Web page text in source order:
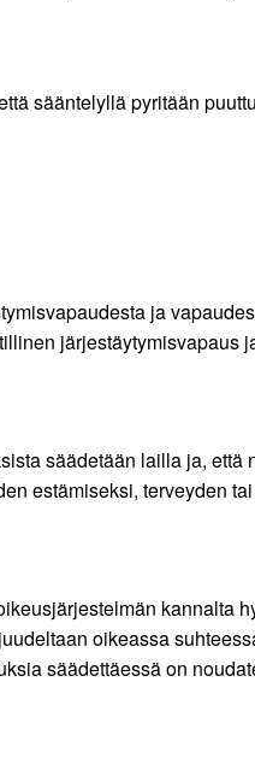
sääntelyllä pyritään
ja
järjestäytymisvapaus
säädetään lailla ja, että
estämiseksi, terveyden
kannalta
oikeassa
säädettäessä on